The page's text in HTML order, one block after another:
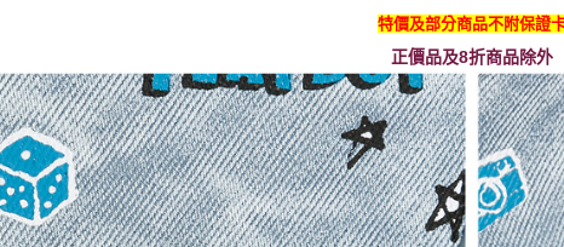
特價及部分商品不附保證
正價品及8折商品除外